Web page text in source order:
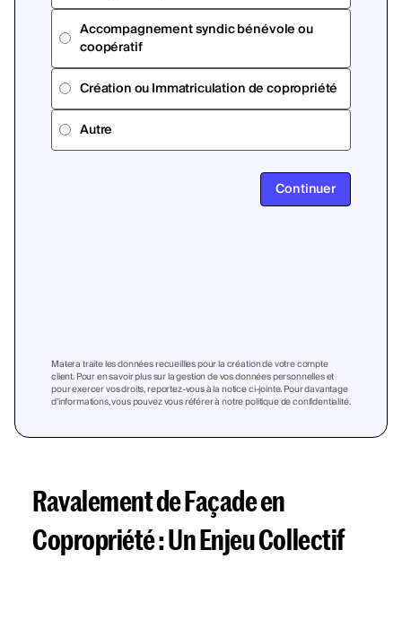
Accompagnement syndic bénévole ou
coopératif
Création ou Immatriculation de copropriété
Autre
Continuer
Matera traite les données recueillies pour la création de votre compte
client. Pour en savoir plus sur la gestion de vos données personnelles et
pour exercer vos droits, reportez-vous à la notice ci-jointe. Pour davantage
d’informations, vous pouvez vous référer à notre politique de confidentialité.
Ravalement de Façade en
Copropriété : Un Enjeu Collectif